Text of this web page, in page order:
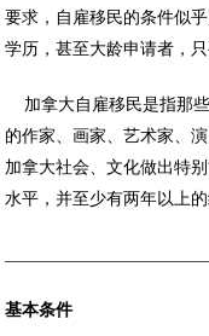
要求，自雇移民的条件似
学历，甚至大龄申请者，
加拿大自雇移民是指那
的作家、画家、艺术家、
加拿大社会、文化做出特
水平，并至少有两年以上的
基本条件